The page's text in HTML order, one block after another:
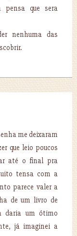
pensa que sera
nenhuma das
me deixaram
que leio poucos
até o final pra
tensa com a
parece valer a
de um livro de
daria um ótimo
já imaginei a